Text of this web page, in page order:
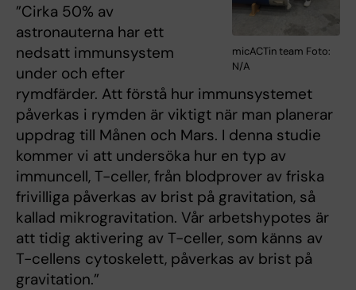
micACTin team Foto:
N/A
”Cirka 50% av
astronauterna har ett
nedsatt immunsystem
under och efter
rymdfärder. Att förstå hur immunsystemet
påverkas i rymden är viktigt när man planerar
uppdrag till Månen och Mars. I denna studie
kommer vi att undersöka hur en typ av
immuncell, T-celler, från blodprover av friska
frivilliga påverkas av brist på gravitation, så
kallad mikrogravitation. Vår arbetshypotes är
att tidig aktivering av T-celler, som känns av
T-cellens cytoskelett, påverkas av brist på
gravitation.”